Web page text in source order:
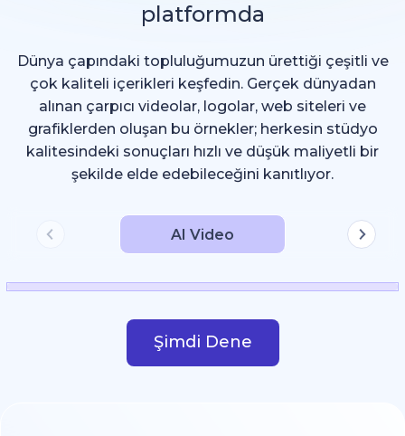
platformda
Dünya çapındaki topluluğumuzun ürettiği çeşitli ve
çok kaliteli içerikleri keşfedin. Gerçek dünyadan
alınan çarpıcı videolar, logolar, web siteleri ve
grafiklerden oluşan bu örnekler; herkesin stüdyo
kalitesindeki sonuçları hızlı ve düşük maliyetli bir
şekilde elde edebileceğini kanıtlıyor.
AI Video
Şimdi Dene